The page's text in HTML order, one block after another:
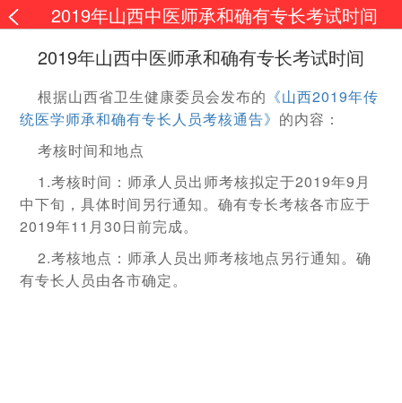
2019年山西中医师承和确有专长考试时间
2019年山西中医师承和确有专长考试时间
根据山西省卫生健康委员会发布的 《山西2019年传
统医学师承和确有专长人员考核通告》 的内容：
考核时间和地点
1.考核时间：师承人员出师考核拟定于2019年9月
中下旬，具体时间另行通知。确有专长考核各市应于
2019年11月30日前完成。
2.考核地点：师承人员出师考核地点另行通知。确
有专长人员由各市确定。